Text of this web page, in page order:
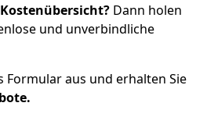
Kostenübersicht? Dann holen
und unverbindliche
Formular aus und erhalten Sie